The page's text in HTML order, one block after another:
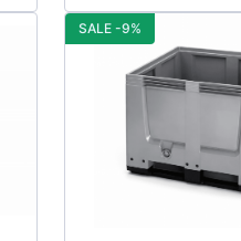
SALE -9%